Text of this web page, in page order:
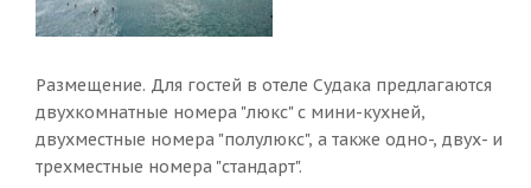
Размещение. Для гостей в отеле Судака предлагаются
двухкомнатные номера "люкс" с мини-кухней,
двухместные номера "полулюкс", а также одно-, двух- и
трехместные номера "стандарт".